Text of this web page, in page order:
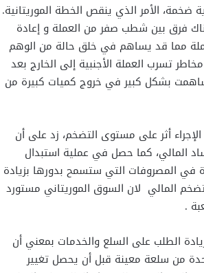
الأمر الذي ينقص الخطة الموريتانية.
فرق بين شطب صفر من العملة و إعادة
مما قد يساهم في خلق حالة من الوهم
تسرب العملة الأجنبية إلى الخارج بعد
ساهمت بشكل كبير في خروج كميات كبيرة من
أثر على مستوى التضخم، زد على أن
المالي، كما حصل في عملية استبدال
في المصروفات التي ستسمح بدورها بزيادة
المالي لان السوق الموريتاني مستورد
.
الطلب على السلع والخدمات بمعني أن
من سلعة معينة قبل أن يحصل تغيير